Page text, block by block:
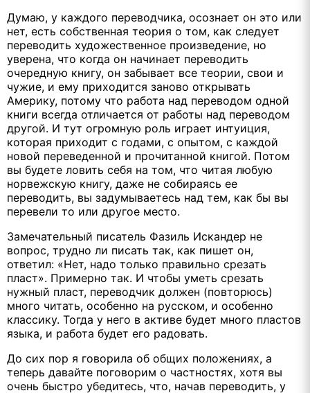
Думаю, у каждого переводчика, осознает он это или
нет, есть собственная теория о том, как следует
переводить художественное произведение, но
уверена, что когда он начинает переводить
очередную книгу, он забывает все теории, свои и
чужие, и ему приходится заново открывать
Америку, потому что работа над переводом одной
книги всегда отличается от работы над переводом
другой. И тут огромную роль играет интуиция,
которая приходит с годами, с опытом, с каждой
новой переведенной и прочитанной книгой. Потом
вы будете ловить себя на том, что читая любую
норвежскую книгу, даже не собираясь ее
переводить, вы задумываетесь над тем, как бы вы
перевели то или другое место.
Замечательный писатель Фазиль Искандер не
вопрос, трудно ли писать так, как пишет он,
ответил: «Нет, надо только правильно срезать
пласт». Примерно так. И чтобы уметь срезать
нужный пласт, переводчик должен (повторюсь)
много читать, особенно на русском, и особенно
классику. Тогда у него в активе будет много пластов
языка, и работа будет его радовать.
До сих пор я говорила об общих положениях, а
теперь давайте поговорим о частностях, хотя вы
очень быстро убедитесь, что, начав переводить, у